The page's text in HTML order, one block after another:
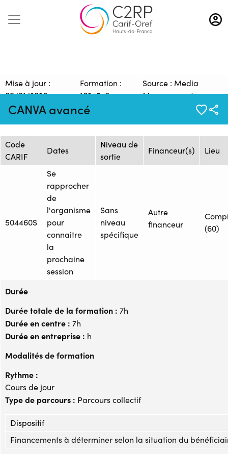
Aller
au
contenu
CANVA avancé
Mise à jour :
09/01/2026
Formation :
1624543
Source : Media
Management
Session de formation
Code
CARIF
Dates
Niveau de
sortie
Financeur(s) Lieu
504460S
Se
rapprocher
de
l'organisme
pour
connaitre
la
prochaine
session
Sans
niveau
spécifique
Autre
financeur
(60)
Durée
Durée totale de la formation : 7h
Durée en centre : 7h
Durée en entreprise : h
Modalités de formation
Rythme :
Cours de jour
Type de parcours : Parcours collectif
Dispositif
Financements à déterminer selon la situation du